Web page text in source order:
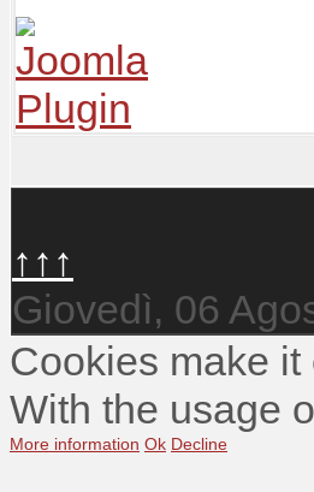
↑↑↑
Giovedì, 06
Cookies make
With the usage
More information Ok Decline